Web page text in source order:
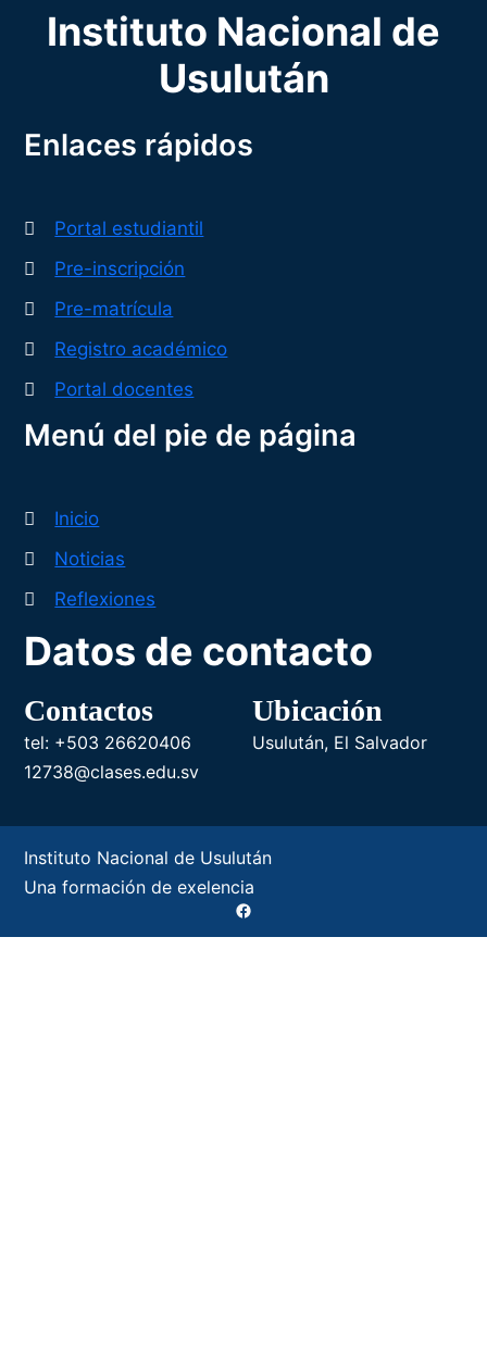
Instituto Nacional de
Usulután
Enlaces rápidos
Portal estudiantil
Pre-inscripción
Pre-matrícula
Registro académico
Portal docentes
Menú del pie de página
Inicio
Noticias
Reflexiones
Datos de contacto
Contactos
tel: +503 26620406
12738@clases.edu.sv
Ubicación
Usulután, El Salvador
Instituto Nacional de Usulután
Una formación de exelencia
Facebook